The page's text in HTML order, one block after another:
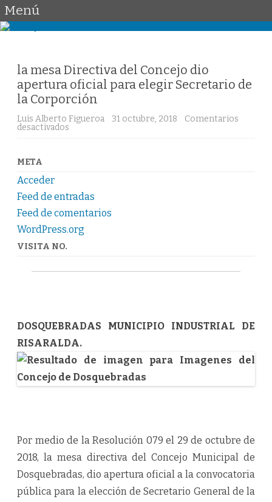
Menú
la mesa Directiva del Concejo dio
apertura oficial para elegir Secretario de
la Corporción
Luis Alberto Figueroa 31 octubre, 2018
Comentarios
desactivados
D
r
c
d
c
e
j
o
d
i
o
a
r
a
f
i
c
a
META
Acceder
Feed de entradas
Feed de comentarios
WordPress.org
VISITA NO.
DOSQUEBRADAS MUNICIPIO INDUSTRIAL DE
RISARALDA.
Por medio de la Resolución 079 el 29 de octubre de
2018, la mesa directiva del Concejo Municipal de
Dosquebradas, dio apertura oficial a la convocatoria
pública para la elección de Secretario General de la